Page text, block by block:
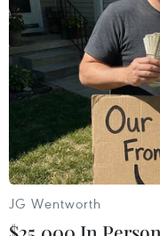
Theo dõi VietnamPlus
TIN LIÊN QUAN
JG Wentworth